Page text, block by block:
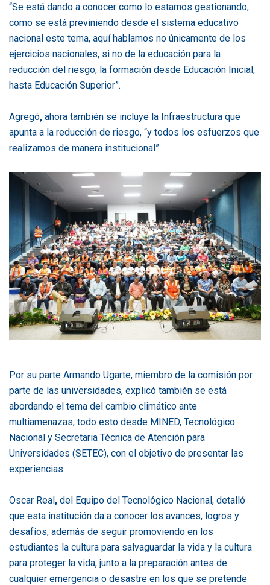
“Se está dando a conocer como lo estamos gestionando,
como se está previniendo desde el sistema educativo
nacional este tema, aquí hablamos no únicamente de los
ejercicios nacionales, si no de la educación para la
reducción del riesgo, la formación desde Educación Inicial,
hasta Educación Superior”.
Agregó, ahora también se incluye la Infraestructura que
apunta a la reducción de riesgo, “y todos los esfuerzos que
realizamos de manera institucional”.
Por su parte Armando Ugarte, miembro de la comisión por
parte de las universidades, explicó también se está
abordando el tema del cambio climático ante
multiamenazas, todo esto desde MINED, Tecnológico
Nacional y Secretaria Técnica de Atención para
Universidades (SETEC), con el objetivo de presentar las
experiencias.
Oscar Real, del Equipo del Tecnológico Nacional, detalló
que esta institución da a conocer los avances, logros y
desafíos, además de seguir promoviendo en los
estudiantes la cultura para salvaguardar la vida y la cultura
para proteger la vida, junto a la preparación antes de
cualquier emergencia o desastre en los que se pretende